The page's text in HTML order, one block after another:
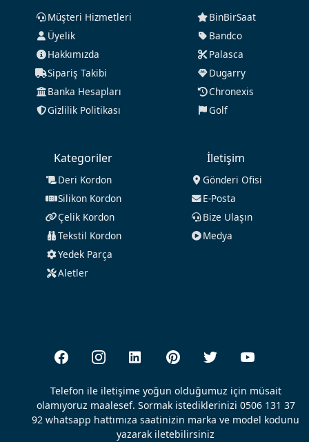
Müşteri Hizmetleri
Üyelik
Hakkımızda
Sipariş Takibi
Banka Hesapları
Gizlilik Politikası
BinBirSaat
Bandco
Palasca
Dugarry
Chronexis
Golf
Kategoriler
Deri Kordon
Silikon Kordon
Çelik Kordon
Tekstil Kordon
Yedek Parça
Aletler
İletişim
Gönderi Ofisi
E-Posta
Bize Ulaşın
Medya
Telefon ile iletişime yoğun olduğumuz için müsait
olamıyoruz maalesef. Sormak istediklerinizi 0506 131 37
92 whatsapp hattımıza saatinizin marka ve model kodunu
yazarak iletebilirsiniz